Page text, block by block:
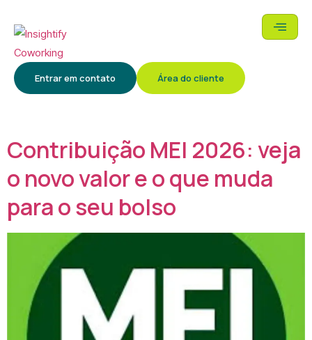
Entrar em contato Área do cliente
Categoria:
Abertura de
empresas
Contribuição MEI 2026: veja
o novo valor e o que muda
para o seu bolso